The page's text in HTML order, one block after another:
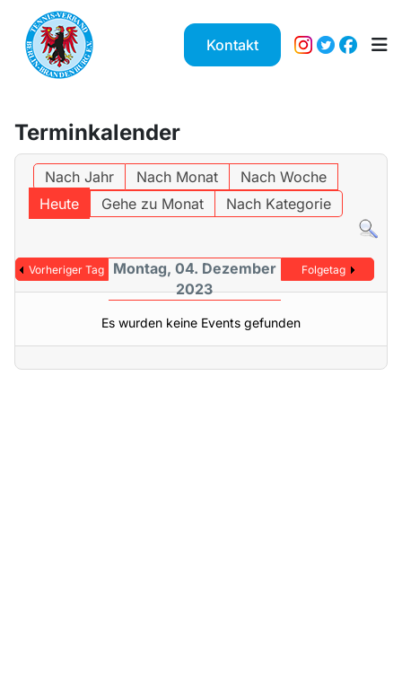
Kontakt
Terminkalender
Nach Jahr Nach Monat
Nach Woche
Heute
Gehe zu Monat Nach Kategorie
Vorheriger Tag
Montag, 04. Dezember
2023
Folgetag
Es wurden keine Events gefunden